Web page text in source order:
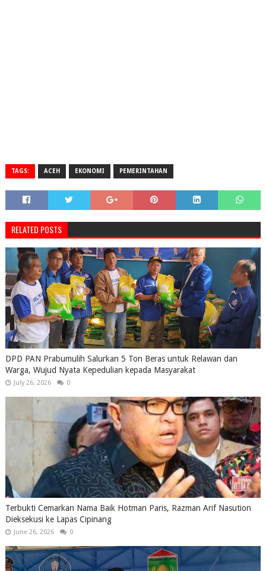
TAGS: ACEH EKONOMI PEMERINTAHAN
RELATED POSTS
DPD PAN Prabumulih Salurkan 5 Ton Beras untuk Relawan dan
Warga, Wujud Nyata Kepedulian kepada Masyarakat
July 26, 2026 0
Terbukti Cemarkan Nama Baik Hotman Paris, Razman Arif Nasution
Dieksekusi ke Lapas Cipinang
June 26, 2026 0